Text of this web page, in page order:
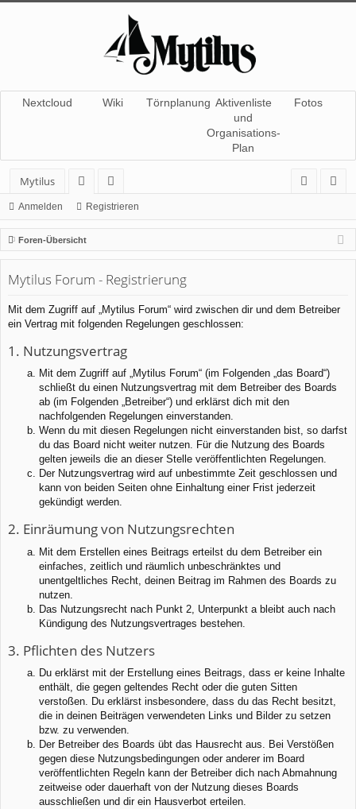
Nextcloud Wiki Törnplanung Aktivenliste
und
Organisations-
Plan
Fotos
Mytilus
or
en
itg
lie
de
r
m
el
n
ist
rie
n
Anmelden Registrieren
Foren-Übersicht
Mytilus Forum - Registrierung
Mit dem Zugriff auf „Mytilus Forum“ wird zwischen dir und dem Betreiber
ein Vertrag mit folgenden Regelungen geschlossen:
1. Nutzungsvertrag
Mit dem Zugriff auf „Mytilus Forum“ (im Folgenden „das Board“)
schließt du einen Nutzungsvertrag mit dem Betreiber des Boards
ab (im Folgenden „Betreiber“) und erklärst dich mit den
nachfolgenden Regelungen einverstanden.
Wenn du mit diesen Regelungen nicht einverstanden bist, so darfst
du das Board nicht weiter nutzen. Für die Nutzung des Boards
gelten jeweils die an dieser Stelle veröffentlichten Regelungen.
Der Nutzungsvertrag wird auf unbestimmte Zeit geschlossen und
kann von beiden Seiten ohne Einhaltung einer Frist jederzeit
gekündigt werden.
2. Einräumung von Nutzungsrechten
Mit dem Erstellen eines Beitrags erteilst du dem Betreiber ein
einfaches, zeitlich und räumlich unbeschränktes und
unentgeltliches Recht, deinen Beitrag im Rahmen des Boards zu
nutzen.
Das Nutzungsrecht nach Punkt 2, Unterpunkt a bleibt auch nach
Kündigung des Nutzungsvertrages bestehen.
3. Pflichten des Nutzers
Du erklärst mit der Erstellung eines Beitrags, dass er keine Inhalte
enthält, die gegen geltendes Recht oder die guten Sitten
verstoßen. Du erklärst insbesondere, dass du das Recht besitzt,
die in deinen Beiträgen verwendeten Links und Bilder zu setzen
bzw. zu verwenden.
Der Betreiber des Boards übt das Hausrecht aus. Bei Verstößen
gegen diese Nutzungsbedingungen oder anderer im Board
veröffentlichten Regeln kann der Betreiber dich nach Abmahnung
zeitweise oder dauerhaft von der Nutzung dieses Boards
ausschließen und dir ein Hausverbot erteilen.